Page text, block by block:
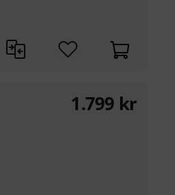
1.799 kr